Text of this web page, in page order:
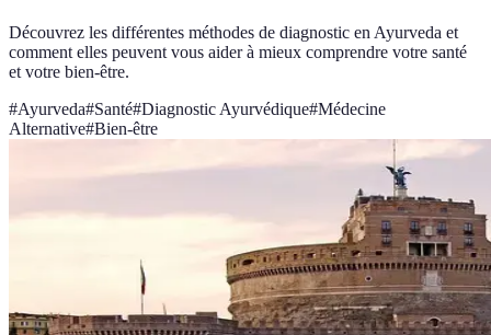
Découvrez les différentes méthodes de diagnostic en Ayurveda et
comment elles peuvent vous aider à mieux comprendre votre santé
et votre bien-être.
#Ayurveda#Santé#Diagnostic Ayurvédique#Médecine
Alternative#Bien-être